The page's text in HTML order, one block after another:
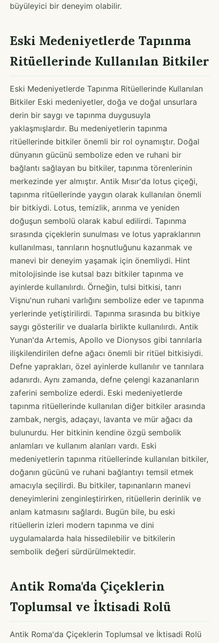
büyüleyici bir deneyim olabilir.
Eski Medeniyetlerde Tapınma
Ritüellerinde Kullanılan Bitkiler
Eski Medeniyetlerde Tapınma Ritüellerinde Kullanılan
Bitkiler Eski medeniyetler, doğa ve doğal unsurlara
derin bir saygı ve tapınma duygusuyla
yaklaşmışlardır. Bu medeniyetlerin tapınma
ritüellerinde bitkiler önemli bir rol oynamıştır. Doğal
dünyanın gücünü sembolize eden ve ruhani bir
bağlantı sağlayan bu bitkiler, tapınma törenlerinin
merkezinde yer almıştır. Antik Mısır'da lotus çiçeği,
tapınma ritüellerinde yaygın olarak kullanılan önemli
bir bitkiydi. Lotus, temizlik, arınma ve yeniden
doğuşun sembolü olarak kabul edilirdi. Tapınma
sırasında çiçeklerin sunulması ve lotus yapraklarının
kullanılması, tanrıların hoşnutluğunu kazanmak ve
manevi bir deneyim yaşamak için önemliydi. Hint
mitolojisinde ise kutsal bazı bitkiler tapınma ve
ayinlerde kullanılırdı. Örneğin, tulsi bitkisi, tanrı
Vişnu'nun ruhani varlığını sembolize eder ve tapınma
yerlerinde yetiştirilirdi. Tapınma sırasında bu bitkiye
saygı gösterilir ve dualarla birlikte kullanılırdı. Antik
Yunan'da Artemis, Apollo ve Dionysos gibi tanrılarla
ilişkilendirilen defne ağacı önemli bir ritüel bitkisiydi.
Defne yaprakları, özel ayinlerde kullanılır ve tanrılara
adanırdı. Aynı zamanda, defne çelengi kazananların
zaferini sembolize ederdi. Eski medeniyetlerde
tapınma ritüellerinde kullanılan diğer bitkiler arasında
zambak, nergis, adaçayı, lavanta ve mür ağacı da
bulunurdu. Her bitkinin kendine özgü sembolik
anlamları ve kullanım alanları vardı. Eski
medeniyetlerin tapınma ritüellerinde kullanılan bitkiler,
doğanın gücünü ve ruhani bağlantıyı temsil etmek
amacıyla seçilirdi. Bu bitkiler, tapınanların manevi
deneyimlerini zenginleştirirken, ritüellerin derinlik ve
anlam katmasını sağlardı. Bugün bile, bu eski
ritüellerin izleri modern tapınma ve dini
uygulamalarda hala hissedilebilir ve bitkilerin
sembolik değeri sürdürülmektedir.
Antik Roma'da Çiçeklerin
Toplumsal ve İktisadi Rolü
Antik Roma'da Çiçeklerin Toplumsal ve İktisadi Rolü